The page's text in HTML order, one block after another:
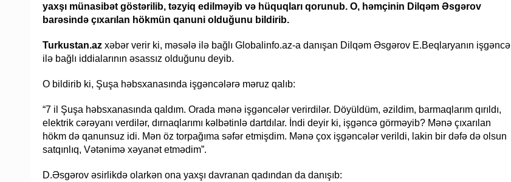
yaxşı münasibət göstərilib, təzyiq edilməyib və hüquqları qorunub. O, həmçinin Dilqəm Əsgərov
barəsində çıxarılan hökmün qanuni olduğunu bildirib.
Turkustan.az xəbər verir ki, məsələ ilə bağlı Globalinfo.az-a danışan Dilqəm Əsgərov E.Beqlaryanın işgəncə
ilə bağlı iddialarının əsassız olduğunu deyib.
O bildirib ki, Şuşa həbsxanasında işgəncələrə məruz qalıb:
“7 il Şuşa həbsxanasında qaldım. Orada mənə işgəncələr verirdilər. Döyüldüm, əzildim, barmaqlarım qırıldı,
elektrik cərəyanı verdilər, dırnaqlarımı kəlbətinlə dartdılar. İndi deyir ki, işgəncə görməyib? Mənə çıxarılan
hökm də qanunsuz idi. Mən öz torpağıma səfər etmişdim. Mənə çox işgəncələr verildi, lakin bir dəfə də olsun
satqınlıq, Vətənimə xəyanət etmədim”.
D.Əsgərov əsirlikdə olarkən ona yaxşı davranan qadından da danışıb: